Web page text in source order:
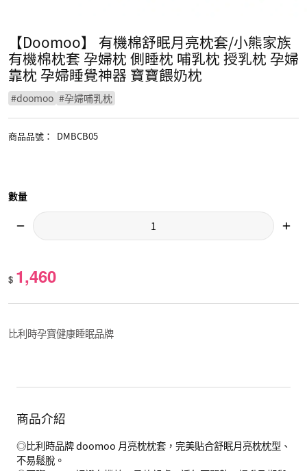
【Doomoo】 有機棉舒眠月亮枕套/小熊家族
有機棉枕套 孕婦枕 側睡枕 哺乳枕 授乳枕 孕婦
靠枕 孕婦睡覺神器 寶寶餵奶枕
#doomoo #孕婦哺乳枕
商品品號 ： DMBCB05
數量
$ 1,460
比利時孕寶健康睡眠品牌
商品介紹
◎比利時品牌 doomoo 月亮枕枕套，完美貼合舒眠月亮枕枕型、
不易鬆脫。